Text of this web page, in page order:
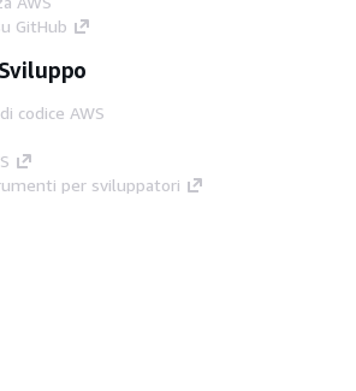
GitHub
codice AWS
per sviluppatori